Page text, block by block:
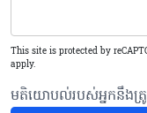
This site is protected by
apply.
មតិយោបល់របស់អ្នកនឹងត្រូ